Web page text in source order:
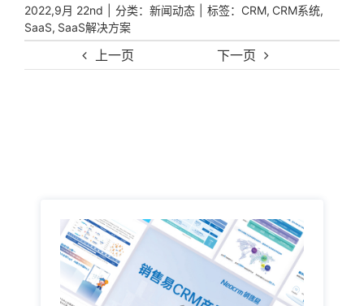
上一页 下一页
2022,9月 22nd | 分类： 新闻动态 | 标签： CRM, CRM系统,
SaaS, SaaS解决方案